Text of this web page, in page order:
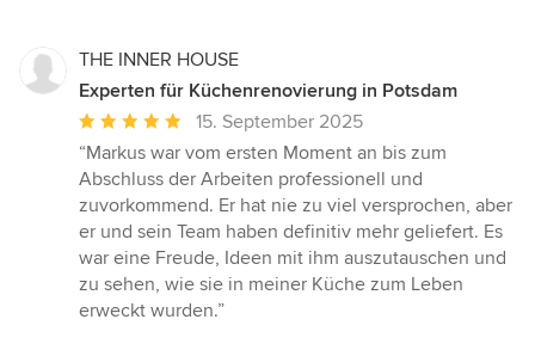
THE INNER HOUSE
Experten für Küchenrenovierung in Potsdam
Durchschnittliche
Bewertung:
5
von
5
Sternen
15. September 2025
“Markus war vom ersten Moment an bis zum
Abschluss der Arbeiten professionell und
zuvorkommend. Er hat nie zu viel versprochen, aber
er und sein Team haben definitiv mehr geliefert. Es
war eine Freude, Ideen mit ihm auszutauschen und
zu sehen, wie sie in meiner Küche zum Leben
erweckt wurden.”